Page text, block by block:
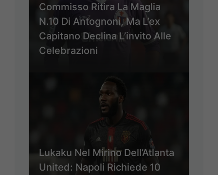
Commisso Ritira La Maglia
N.10 Di Antognoni, Ma L’ex
Capitano Declina L’invito Alle
Celebrazioni
Lukaku Nel Mirino Dell’Atlanta
United: Napoli Richiede 10